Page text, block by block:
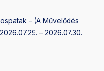
– (A Művelődés
– 2026.07.30.